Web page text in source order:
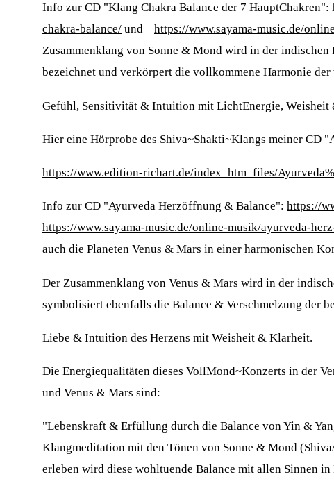
Info zur CD "Klang Chakra Balance der 7 HauptChakren":
chakra-balance/ und https://www.sayama-music.de/
Zusammenklang von Sonne & Mond wird in der
bezeichnet und verkörpert die vollkommene Harmonie
Gefühl, Sensitivität & Intuition mit LichtEnergie, Weisheit
Hier eine Hörprobe des Shiva~Shakti~Klangs meiner CD
https://www.edition-richart.de/index_htm_files/
Info zur CD "Ayurveda Herzöffnung & Balance": https://
https://www.sayama-music.de/online-musik/ayurveda-
auch die Planeten Venus & Mars in einer harmonischen
Der Zusammenklang von Venus & Mars wird in der
symbolisiert ebenfalls die Balance & Verschmelzung der
Liebe & Intuition des Herzens mit Weisheit & Klarheit.
Die Energiequalitäten dieses VollMond~Konzerts in der
und Venus & Mars sind:
"Lebenskraft & Erfüllung durch die Balance von Yin &
Klangmeditation mit den Tönen von Sonne & Mond
erleben wird diese wohltuende Balance mit allen Sinnen in